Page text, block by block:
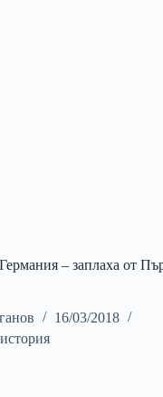
– заплаха от
16/03/2018